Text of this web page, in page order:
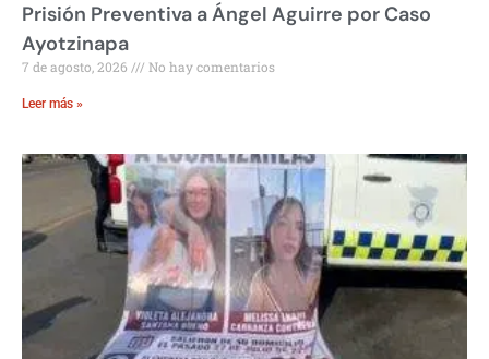
Prisión Preventiva a Ángel Aguirre por Caso
Ayotzinapa
7 de agosto, 2026 No hay comentarios
Leer más »